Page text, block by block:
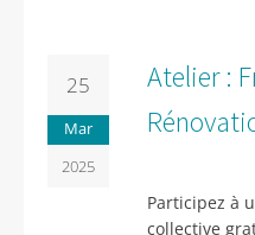
25
Mar
2025
Atelier :
Participez à
collective